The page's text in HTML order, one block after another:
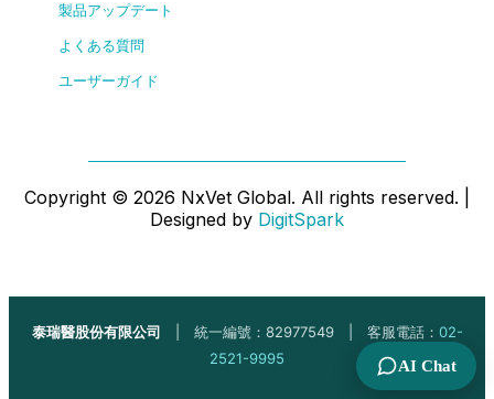
製品アップデート
よくある質問
ユーザーガイド
Copyright © 2026 NxVet Global. All rights reserved. |
Designed by DigitSpark
泰瑞醫股份有限公司 | 統一編號：82977549 | 客服電話： 02-
2521-9995
AI Chat